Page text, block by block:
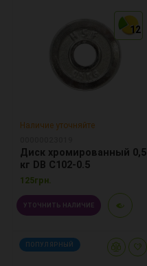
12
12
12
Наличие уточняйте
Диск хромированный 0,5
кг DB C102-0.5
125грн.
УТОЧНИТЬ НАЛИЧИЕ
ПОПУЛЯРНЫЙ